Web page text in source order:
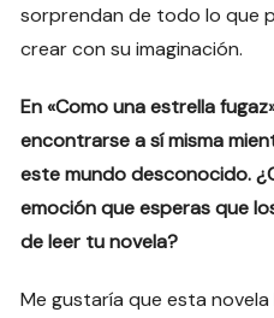
sorprendan de todo lo que
crear con su imaginación.
En «Como una estrella
encontrarse a sí misma
este mundo desconocido.
emoción que esperas que
de leer tu novela?
Me gustaría que esta